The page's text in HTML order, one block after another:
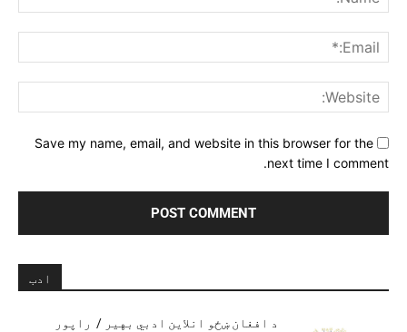
Save my name, email, and website in this browser for the
next time I comment.
ادب
د افغان ښځو انلاین ادبي بهیر / راپور